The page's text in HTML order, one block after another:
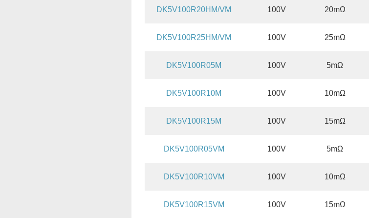
DK5V100R20HM/VM 100V 20mΩ
DK5V100R25HM/VM 100V 25mΩ
DK5V100R05M 100V 5mΩ
DK5V100R10M 100V 10mΩ
DK5V100R15M 100V 15mΩ
DK5V100R05VM 100V 5mΩ
DK5V100R10VM 100V 10mΩ
DK5V100R15VM 100V 15mΩ